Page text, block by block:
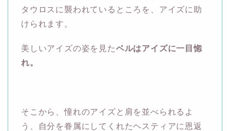
タウロスに襲われているところを、アイズに助
けられます。
美しいアイズの姿を見たベルはアイズに一目惚
れ。
そこから、憧れのアイズと肩を並べられるよ
う、自分を眷属にしてくれたヘスティアに恩返